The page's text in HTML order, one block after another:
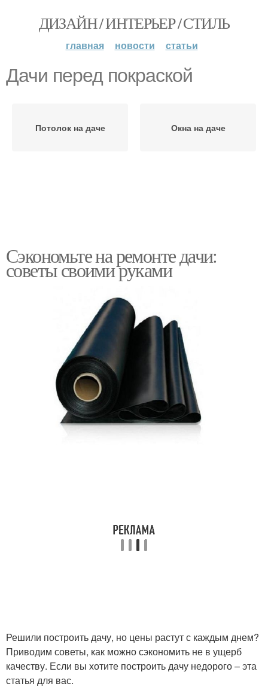
ДИЗАЙН / ИНТЕРЬЕР / СТИЛЬ
главная новости статьи
Дачи перед покраской
Потолок на даче Окна на даче
Сэкономьте на ремонте дачи:
советы своими руками
Решили построить дачу, но цены растут с каждым днем?
Приводим советы, как можно сэкономить не в ущерб
качеству. Если вы хотите построить дачу недорого – эта
статья для вас.